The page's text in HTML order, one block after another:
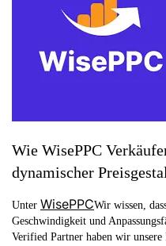
Wie WisePPC
dynamischer
Unter WisePPCWir wissen,
Geschwindigkeit und
Verified Partner haben wir